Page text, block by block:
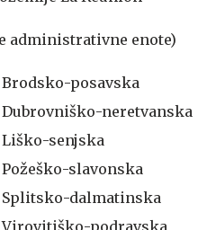
administrativne enote)
posavska
neretvanska
senjska
slavonska
dalmatinska
podravska